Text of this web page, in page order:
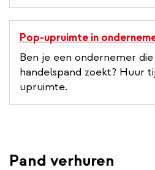
Pop-upruimte in
Ben je een ondernemer
handelspand zoekt? Huur
upruimte.
Pand verhuren